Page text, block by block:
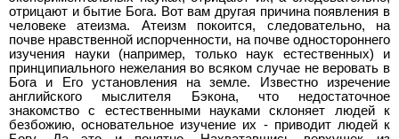
отрицают и бытие Бога. Вот вам другая причина появления в
человеке атеизма. Атеизм покоится, следовательно, на
почве нравственной испорченности, на почве одностороннего
изучения науки (например, только наук естественных) и
принципиального нежелания во всяком случае не веровать в
Бога и Его установления на земле. Известно изречение
английского мыслителя Бэкона, что недостаточное
знакомство с естественными науками склоняет людей к
безбожию, основательное изучение их - приводит людей к